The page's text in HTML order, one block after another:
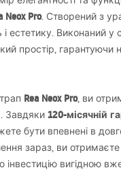
Neox Pro. Створений з
і естетику. Виконаний
простір,
Rea Neox Pro, ви
Завдяки 120-місячній
бути впевнені в
зараз, ви отримаєте
вигідною